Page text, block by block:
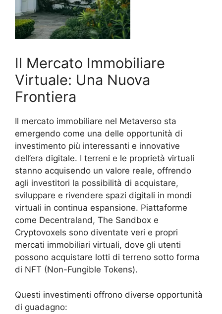
Il Mercato Immobiliare
Virtuale: Una Nuova
Frontiera
Il mercato immobiliare nel Metaverso sta
emergendo come una delle opportunità di
investimento più interessanti e innovative
dell’era digitale. I terreni e le proprietà virtuali
stanno acquisendo un valore reale, offrendo
agli investitori la possibilità di acquistare,
sviluppare e rivendere spazi digitali in mondi
virtuali in continua espansione. Piattaforme
come Decentraland, The Sandbox e
Cryptovoxels sono diventate veri e propri
mercati immobiliari virtuali, dove gli utenti
possono acquistare lotti di terreno sotto forma
di NFT (Non-Fungible Tokens).
Questi investimenti offrono diverse opportunità
di guadagno: